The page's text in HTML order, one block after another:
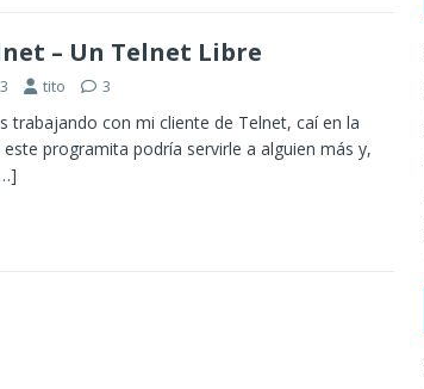
– Un Telnet Libre
tito 3
trabajando con mi cliente de Telnet, caí en la
programita podría servirle a alguien más y,